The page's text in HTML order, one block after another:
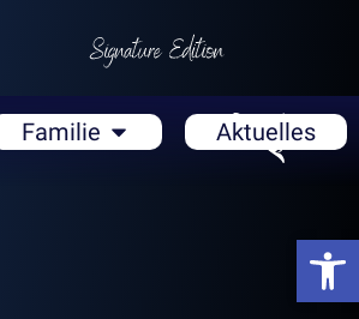
Familie Aktuelles